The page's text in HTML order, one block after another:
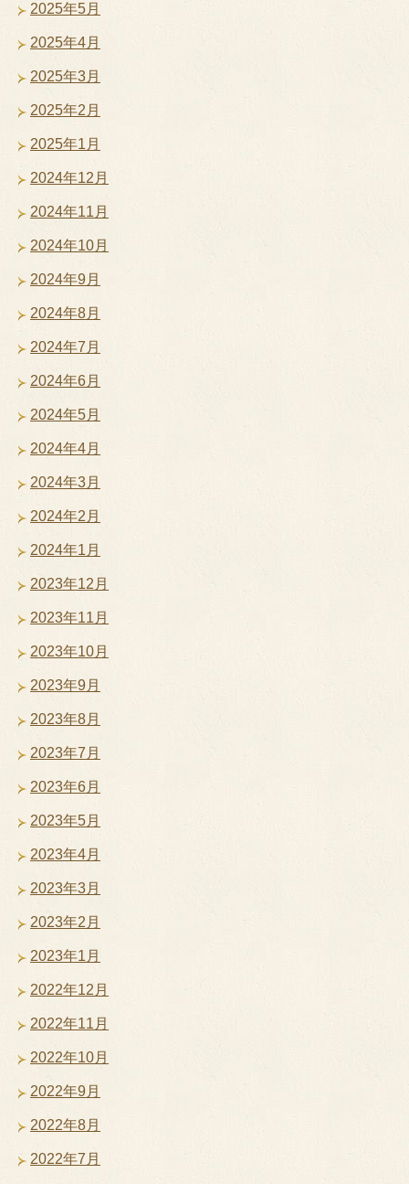
2025年5月
2025年4月
2025年3月
2025年2月
2025年1月
2024年12月
2024年11月
2024年10月
2024年9月
2024年8月
2024年7月
2024年6月
2024年5月
2024年4月
2024年3月
2024年2月
2024年1月
2023年12月
2023年11月
2023年10月
2023年9月
2023年8月
2023年7月
2023年6月
2023年5月
2023年4月
2023年3月
2023年2月
2023年1月
2022年12月
2022年11月
2022年10月
2022年9月
2022年8月
2022年7月